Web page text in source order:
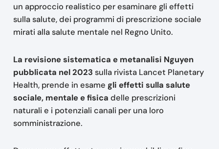
un approccio realistico per esaminare gli effetti
sulla salute, dei programmi di prescrizione sociale
mirati alla salute mentale nel Regno Unito.
La revisione sistematica e metanalisi Nguyen
pubblicata nel 2023 sulla rivista Lancet Planetary
Health, prende in esame gli effetti sulla salute
sociale, mentale e fisica delle prescrizioni
naturali e i potenziali canali per una loro
somministrazione.